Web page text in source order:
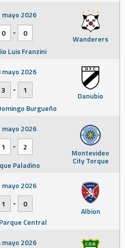
Wanderers
mayo 2026
0
-
0
Luis Franzini
Danubio
mayo 2026
3
-
1
Burgueño
Montevideo
City Torque
mayo 2026
1
-
2
Paladino
Albion
mayo 2026
1
-
0
Central
mayo 2026